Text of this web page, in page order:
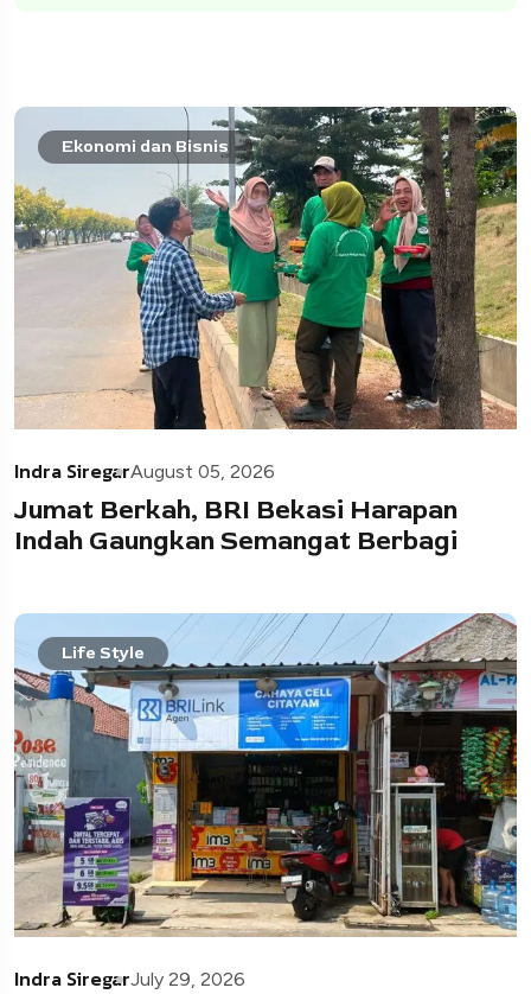
Ekonomi dan Bisnis
Indra SiregarAugust 05, 2026
Jumat Berkah, BRI Bekasi Harapan
Indah Gaungkan Semangat Berbagi
Life Style
Indra SiregarJuly 29, 2026